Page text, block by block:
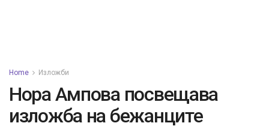
Home Изложби
Нора Ампова посвещава
изложба на бежанците